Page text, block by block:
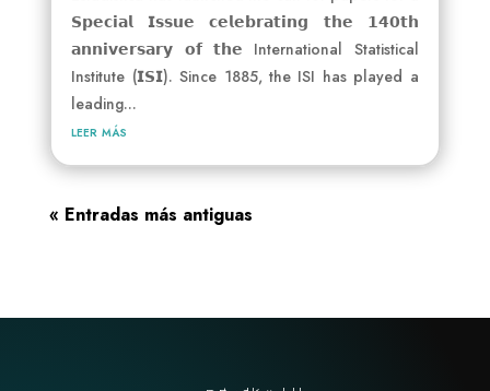
𝗦𝗽𝗲𝗰𝗶𝗮𝗹 𝗜𝘀𝘀𝘂𝗲 𝗰𝗲𝗹𝗲𝗯𝗿𝗮𝘁𝗶𝗻𝗴 𝘁𝗵𝗲 𝟭𝟰𝟬𝘁𝗵
𝗮𝗻𝗻𝗶𝘃𝗲𝗿𝘀𝗮𝗿𝘆 𝗼𝗳 𝘁𝗵𝗲 International Statistical
Institute (𝗜𝗦𝗜). Since 1885, the ISI has played a
leading...
leer más
« Entradas más antiguas